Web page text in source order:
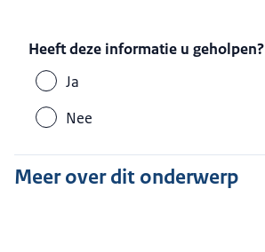
Heeft deze informatie u geholpen?
Ja
Nee
Meer over dit onderwerp